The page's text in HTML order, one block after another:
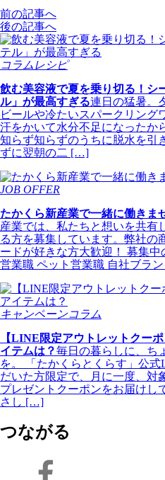
前の記事へ
後の記事へ
コラムレシピ
飲む美容液で夏を乗り切る！シ
ル」が最高すぎる連日の猛暑。
ビールや冷たいスパークリング
汗をかいて水分不足になったか
知らず知らずのうちに脱水を引
ずに翌朝の二 […]
JOB OFFER
たかくら新産業で一緒に働きま
産業では、私たちと想いを共有
る方を募集しています。弊社の
ードが好きな方大歓迎！ 募集
営業職 ペット営業職 自社ブラ
キャンペーンコラム
【LINE限定アウトレットクー
イテムは？毎日の暮らしに、ち
を。 「たかくらとくらす」公
だいた方限定で、月に一度、対
プレゼントクーポンをお届けし
さし […]
つながる